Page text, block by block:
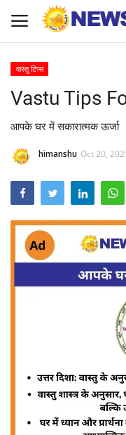
About Us
राज्य-शहर
Apply for News Rath
फेक न्यूज एक्सपोज
वास्तु टिप्स
Vastu Tips
आपके घर में सकारात्मक ऊर्जा
himanshu Oct 20,